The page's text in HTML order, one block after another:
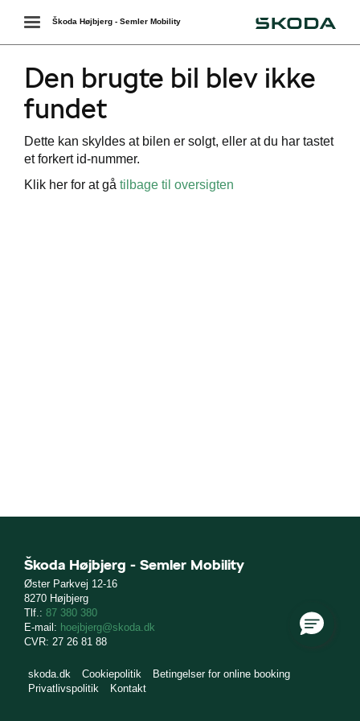
Toggle
navigation
Škoda Højbjerg - Semler Mobility
Den brugte bil blev ikke
fundet
Dette kan skyldes at bilen er solgt, eller at du har tastet
et forkert id-nummer.
Klik her for at gå tilbage til oversigten
Škoda Højbjerg - Semler Mobility
Øster Parkvej 12-16
8270 Højbjerg
Tlf.: 87 380 380
E-mail: hoejbjerg@skoda.dk
CVR: 27 26 81 88
skoda.dk Cookiepolitik
Betingelser for online booking
Privatlivspolitik
Kontakt